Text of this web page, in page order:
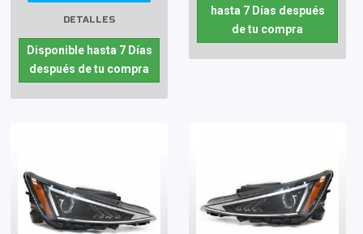
DETALLES
Disponible hasta 7 Días
después de tu compra
hasta 7 Días después
de tu compra